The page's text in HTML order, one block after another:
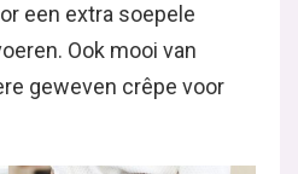
een extra soepele
Ook mooi van
geweven crêpe voor